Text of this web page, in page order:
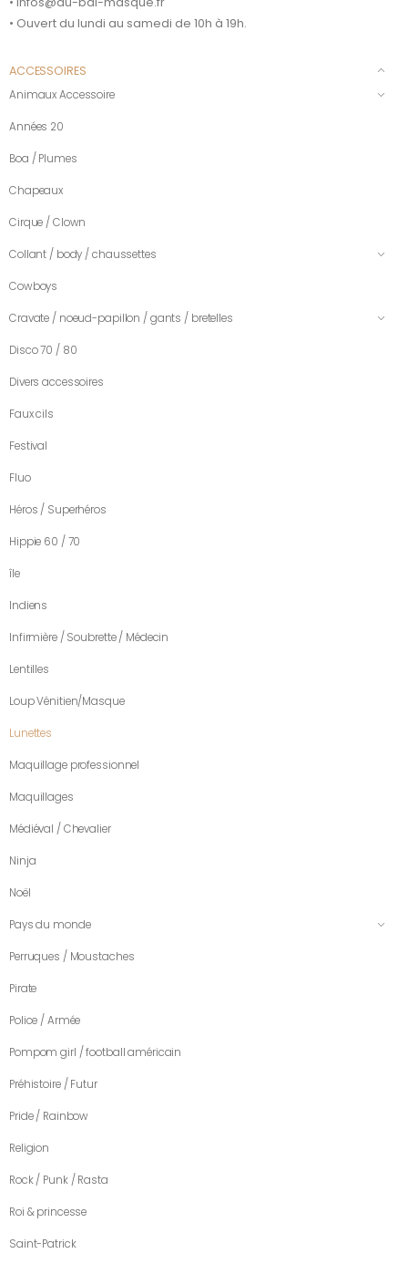
• Ouvert du lundi au samedi de 10h à 19h.
ACCESSOIRES
Animaux Accessoire
Années 20
Boa / Plumes
Chapeaux
Cirque / Clown
Collant / body / chaussettes
Cowboys
Cravate / noeud-papillon / gants / bretelles
Disco 70 / 80
Divers accessoires
Faux cils
Festival
Fluo
Héros / Superhéros
Hippie 60 / 70
île
Indiens
Infirmière / Soubrette / Médecin
Lentilles
Loup Vénitien/Masque
Lunettes
Maquillage professionnel
Maquillages
Médiéval / Chevalier
Ninja
Noël
Pays du monde
Perruques / Moustaches
Pirate
Police / Armée
Pompom girl / football américain
Préhistoire / Futur
Pride / Rainbow
Religion
Rock / Punk / Rasta
Roi & princesse
Saint-Patrick